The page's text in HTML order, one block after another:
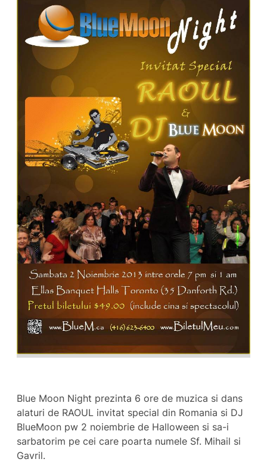
Blue Moon Night prezinta 6 ore de muzica si dans
alaturi de RAOUL invitat special din Romania si DJ
BlueMoon pw 2 noiembrie de Halloween si sa-i
sarbatorim pe cei care poarta numele Sf. Mihail si
Gavril.